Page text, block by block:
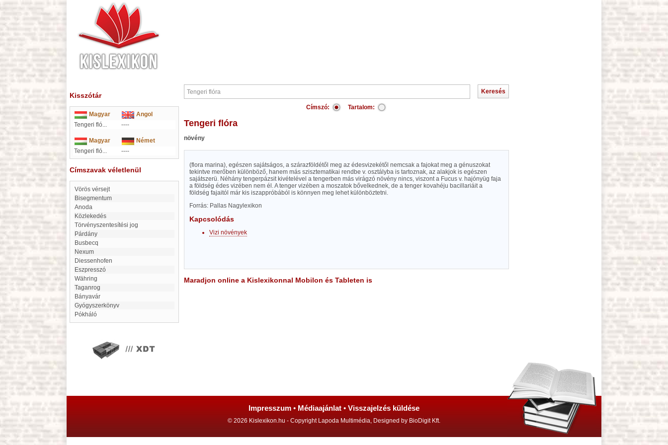
Kisszótár
Magyar
Angol
Tengeri fló...
----
Magyar
Német
Tengeri fló...
----
Címszavak véletlenül
Vörös vérsejt
Bisegmentum
Anoda
Közlekedés
Törvényszentesítési jog
Párdány
Busbecq
Nexum
Diessenhofen
eszpresszó
Währing
Taganrog
Bányavár
Gyógyszerkönyv
Pókháló
Címszó: Tartalom:
Tengeri flóra
növény
(flora marina), egészen sajátságos, a szárazföldétől meg az édesvizekétől nemcsak a fajokat meg a génuszokat
tekintve merőben különböző, hanem más szisztematikai rendbe v. osztályba is tartoznak, az alakjok is egészen
sajátszerü. Néhány tengerpázsit kivételével a tengerben más virágzó növény nincs, viszont a Fucus v. hajónyüg faja
a földség édes vizében nem él. A tenger vizében a moszatok bővelkednek, de a tenger kovahéju bacillariáit a
földség fajaitól már kis iszappróbából is könnyen meg lehet különböztetni.
Forrás: Pallas Nagylexikon
Kapcsolódás
Vizi növények
Maradjon online a Kislexikonnal Mobilon és Tableten is
Impresszum • Médiaajánlat • Visszajelzés küldése
© 2026 Kislexikon.hu - Copyright Lapoda Multimédia, Designed by BioDigit Kft.